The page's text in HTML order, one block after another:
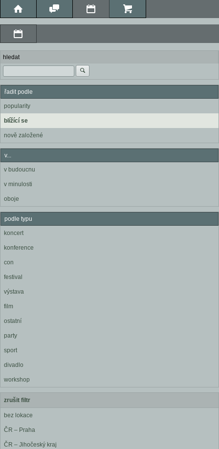
hledat
řadit podle
popularity
blížící se
nově založené
v...
v budoucnu
v minulosti
oboje
podle typu
koncert
konference
con
festival
výstava
film
ostatní
party
sport
divadlo
workshop
zrušit filtr
bez lokace
ČR – Praha
ČR – Jihočeský kraj